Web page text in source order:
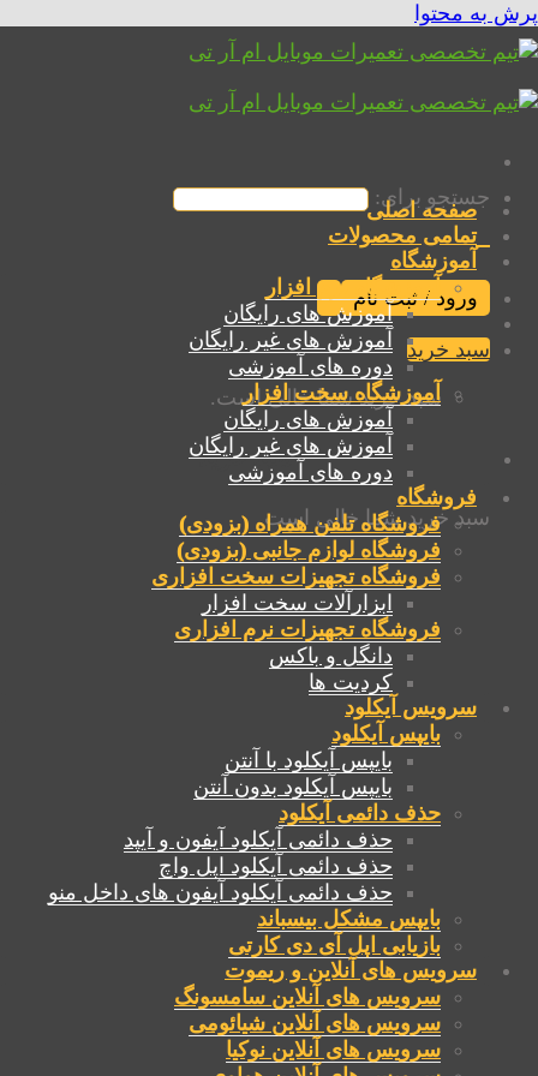
پرش به محتوا
جستجو برای:
ورود / ثبت نام
سبد خرید
سبد خرید شما خالی است.
سبد خرید
سبد خرید شما خالی است.
صفحه اصلی
تمامی محصولات
آموزشگاه
آموزشگاه نرم افزار
آموزش های رایگان
آموزش های غیر رایگان
دوره های آموزشی
آموزشگاه سخت افزار
آموزش های رایگان
آموزش های غیر رایگان
دوره های آموزشی
فروشگاه
فروشگاه تلفن همراه (بزودی)
فروشگاه لوازم جانبی (بزودی)
فروشگاه تجهیزات سخت افزاری
ابزارآلات سخت افزار
فروشگاه تجهیزات نرم افزاری
دانگل و باکس
کردیت ها
سرویس آیکلود
بایپس آیکلود
بایپس آیکلود با آنتن
بایپس آیکلود بدون آنتن
حذف دائمی آیکلود
حذف دائمی آیکلود آیفون و آیپد
حذف دائمی آیکلود اپل واچ
حذف دائمی آیکلود آیفون های داخل منو
بایپس مشکل بیسباند
بازیابی اپل آی دی کارتی
سرویس های آنلاین و ریموت
سرویس های آنلاین سامسونگ
سرویس های آنلاین شیائومی
سرویس های آنلاین نوکیا